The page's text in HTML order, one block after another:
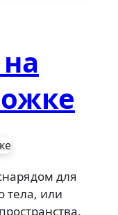
тела, или